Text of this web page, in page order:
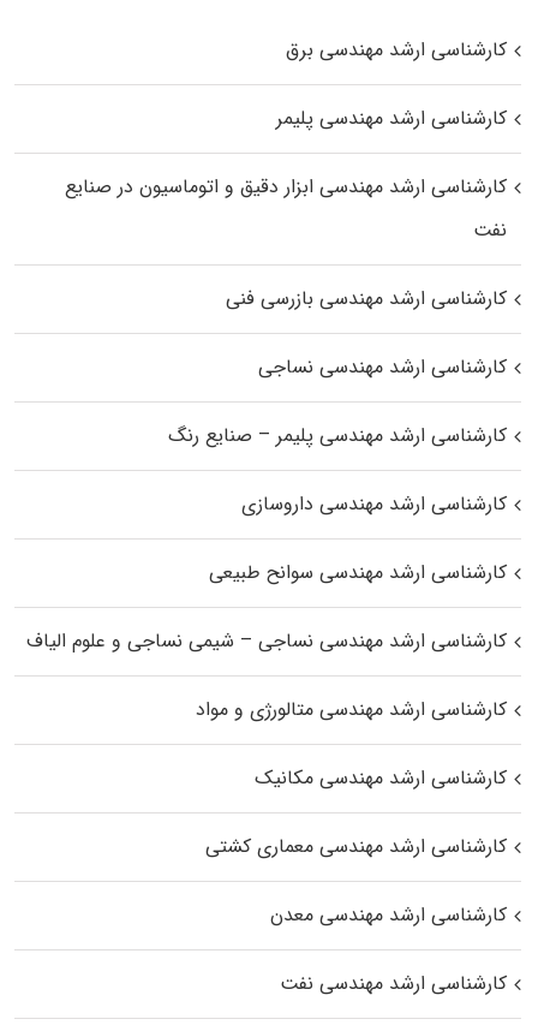
کارشناسی ارشد مهندسی برق
کارشناسی ارشد مهندسی پلیمر
کارشناسی ارشد مهندسی ابزار دقیق و اتوماسیون در صنایع
نفت
کارشناسی ارشد مهندسی بازرسی فنی
کارشناسی ارشد مهندسی نساجی
کارشناسی ارشد مهندسی پلیمر – صنایع رنگ
کارشناسی ارشد مهندسی داروسازی
کارشناسی ارشد مهندسی سوانح طبیعی
کارشناسی ارشد مهندسی نساجی – شیمی نساجی و علوم الیاف
کارشناسی ارشد مهندسی متالورژی و مواد
کارشناسی ارشد مهندسی مکانیک
کارشناسی ارشد مهندسی معماری کشتی
کارشناسی ارشد مهندسی معدن
کارشناسی ارشد مهندسی نفت